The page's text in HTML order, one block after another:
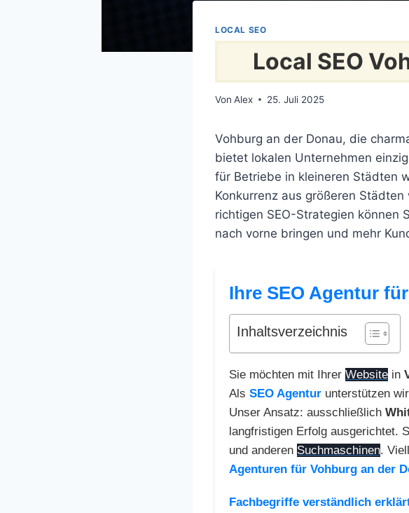
LOCAL SEO
Local SEO
Von Alex 25. Juli 2025
Vohburg an der Donau, die
bietet lokalen Unternehmen
für Betriebe in kleineren Städten
Konkurrenz aus größeren Städten
richtigen SEO-Strategien können
nach vorne bringen und mehr
Ihre SEO Agentur
Inhaltsverzeichnis
Sie möchten mit Ihrer Website in
Als SEO Agentur unterstützen
Unser Ansatz: ausschließlich
langfristigen Erfolg ausgerichtet.
und anderen Suchmaschinen.
Agenturen für Vohburg an der
Fachbegriffe verständlich